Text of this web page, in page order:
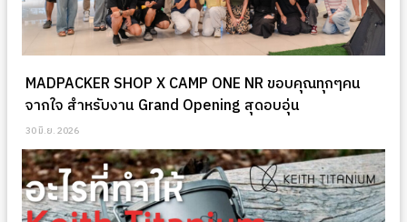
MADPACKER SHOP X CAMP ONE NR ขอบคุณทุกๆคน
จากใจ สำหรับงาน Grand Opening สุดอบอุ่น
30 มิ.ย. 2026